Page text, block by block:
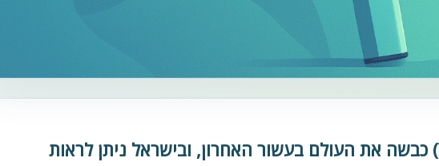
תופעת האידוי (Vaping) כבשה את העולם בעשור האחרון, ובישראל ניתן לראות